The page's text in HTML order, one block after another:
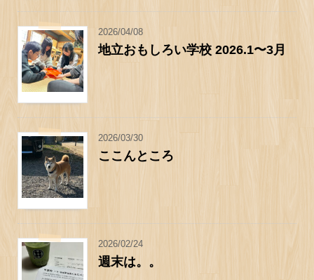
2026/04/08
地立おもしろい学校 2026.1〜3月
2026/03/30
ここんところ
2026/02/24
週末は。。